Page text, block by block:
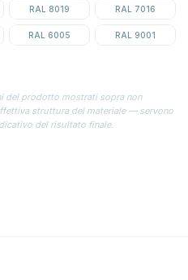
RAL 8019 RAL 7016
RAL 6005 RAL 9001
del prodotto mostrati sopra non
struttura del materiale — servono
del risultato finale.